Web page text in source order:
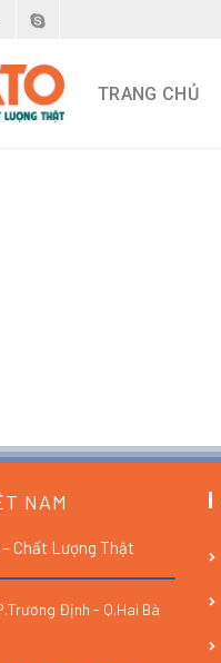
TRANG CHỦ
NAM
Chất Lượng Thật
Định - Q.Hai Bà